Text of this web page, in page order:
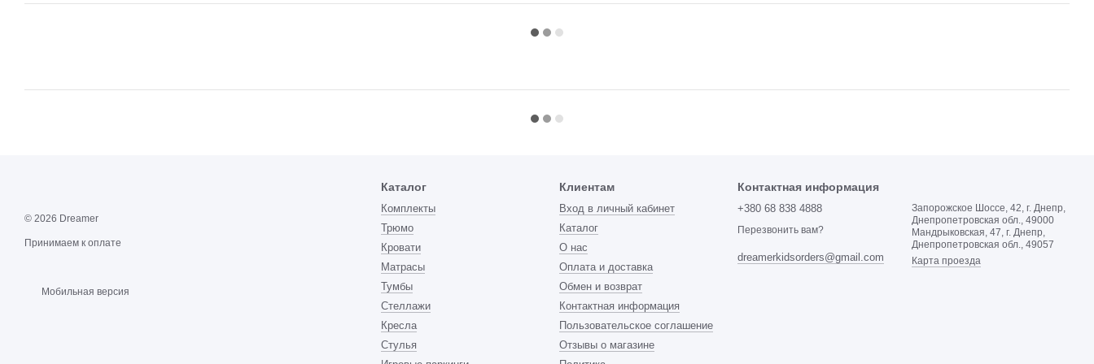
© 2026 Dreamer
Принимаем к оплате
Мобильная версия
Каталог
Комплекты
Трюмо
Кровати
Матрасы
Тумбы
Стеллажи
Кресла
Стулья
Клиентам
Вход в личный кабинет
Каталог
О нас
Оплата и доставка
Обмен и возврат
Контактная информация
Пользовательское соглашение
Отзывы о магазине
Контактная информация
+380 68 838 4888
Перезвонить вам?
dreamerkidsorders@gmail.com
Запорожское Шоссе, 42, г. Днепр,
Днепропетровская обл., 49000
Мандрыковская, 47, г. Днепр,
Днепропетровская обл., 49057
Карта проезда